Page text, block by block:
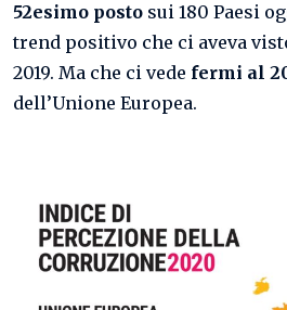
52esimo posto sui 180 Paesi
trend positivo che ci aveva
2019. Ma che ci vede fermi al
dell’Unione Europea.